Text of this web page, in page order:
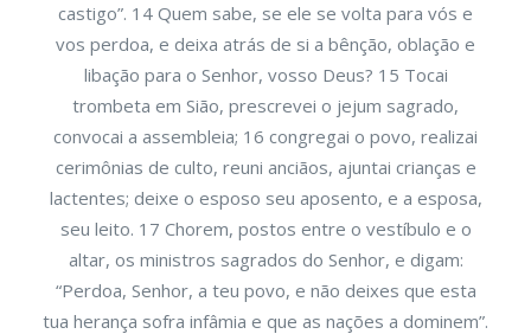
castigo”. 14 Quem sabe, se ele se volta para vós e
vos perdoa, e deixa atrás de si a bênção, oblação e
libação para o Senhor, vosso Deus? 15 Tocai
trombeta em Sião, prescrevei o jejum sagrado,
convocai a assembleia; 16 congregai o povo, realizai
cerimônias de culto, reuni anciãos, ajuntai crianças e
lactentes; deixe o esposo seu aposento, e a esposa,
seu leito. 17 Chorem, postos entre o vestíbulo e o
altar, os ministros sagrados do Senhor, e digam:
“Perdoa, Senhor, a teu povo, e não deixes que esta
tua herança sofra infâmia e que as nações a dominem”.